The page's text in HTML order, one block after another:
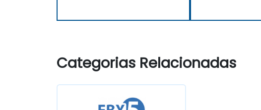
Categorias Relacionadas